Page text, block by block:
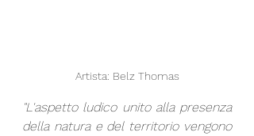
Artista: Belz Thomas
"L'aspetto ludico unito alla presenza
della natura e del territorio vengono